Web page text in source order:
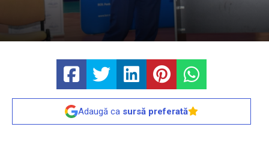
Adaugă ca sursă preferată